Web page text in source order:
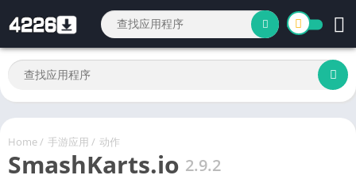
Home/ 手游应用 / 动作
SmashKarts.io 2.9.2